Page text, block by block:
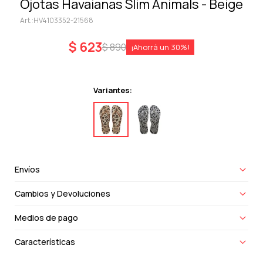
Ojotas Havaianas Slim Animals - Beige
HV4103352-21568
$ 623$890 30
Variantes:
Envíos
Cambios y Devoluciones
Medios de pago
Características